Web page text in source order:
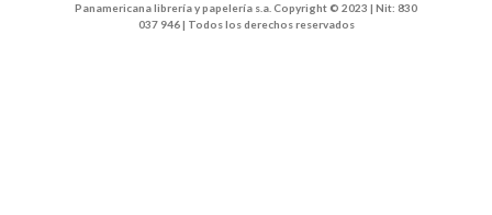
Panamericana librería y papelería s.a. Copyright © 2023 | Nit: 830
037 946 | Todos los derechos reservados